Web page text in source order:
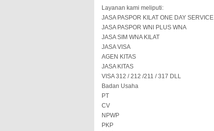
Layanan kami meliputi:
JASA PASPOR KILAT ONE DAY SERVICE
JASA PASPOR WNI PLUS WNA
JASA SIM WNA KILAT
JASA VISA
AGEN KITAS
JASA KITAS
VISA 312 / 212 /211 / 317 DLL
Badan Usaha
PT
CV
NPWP
PKP